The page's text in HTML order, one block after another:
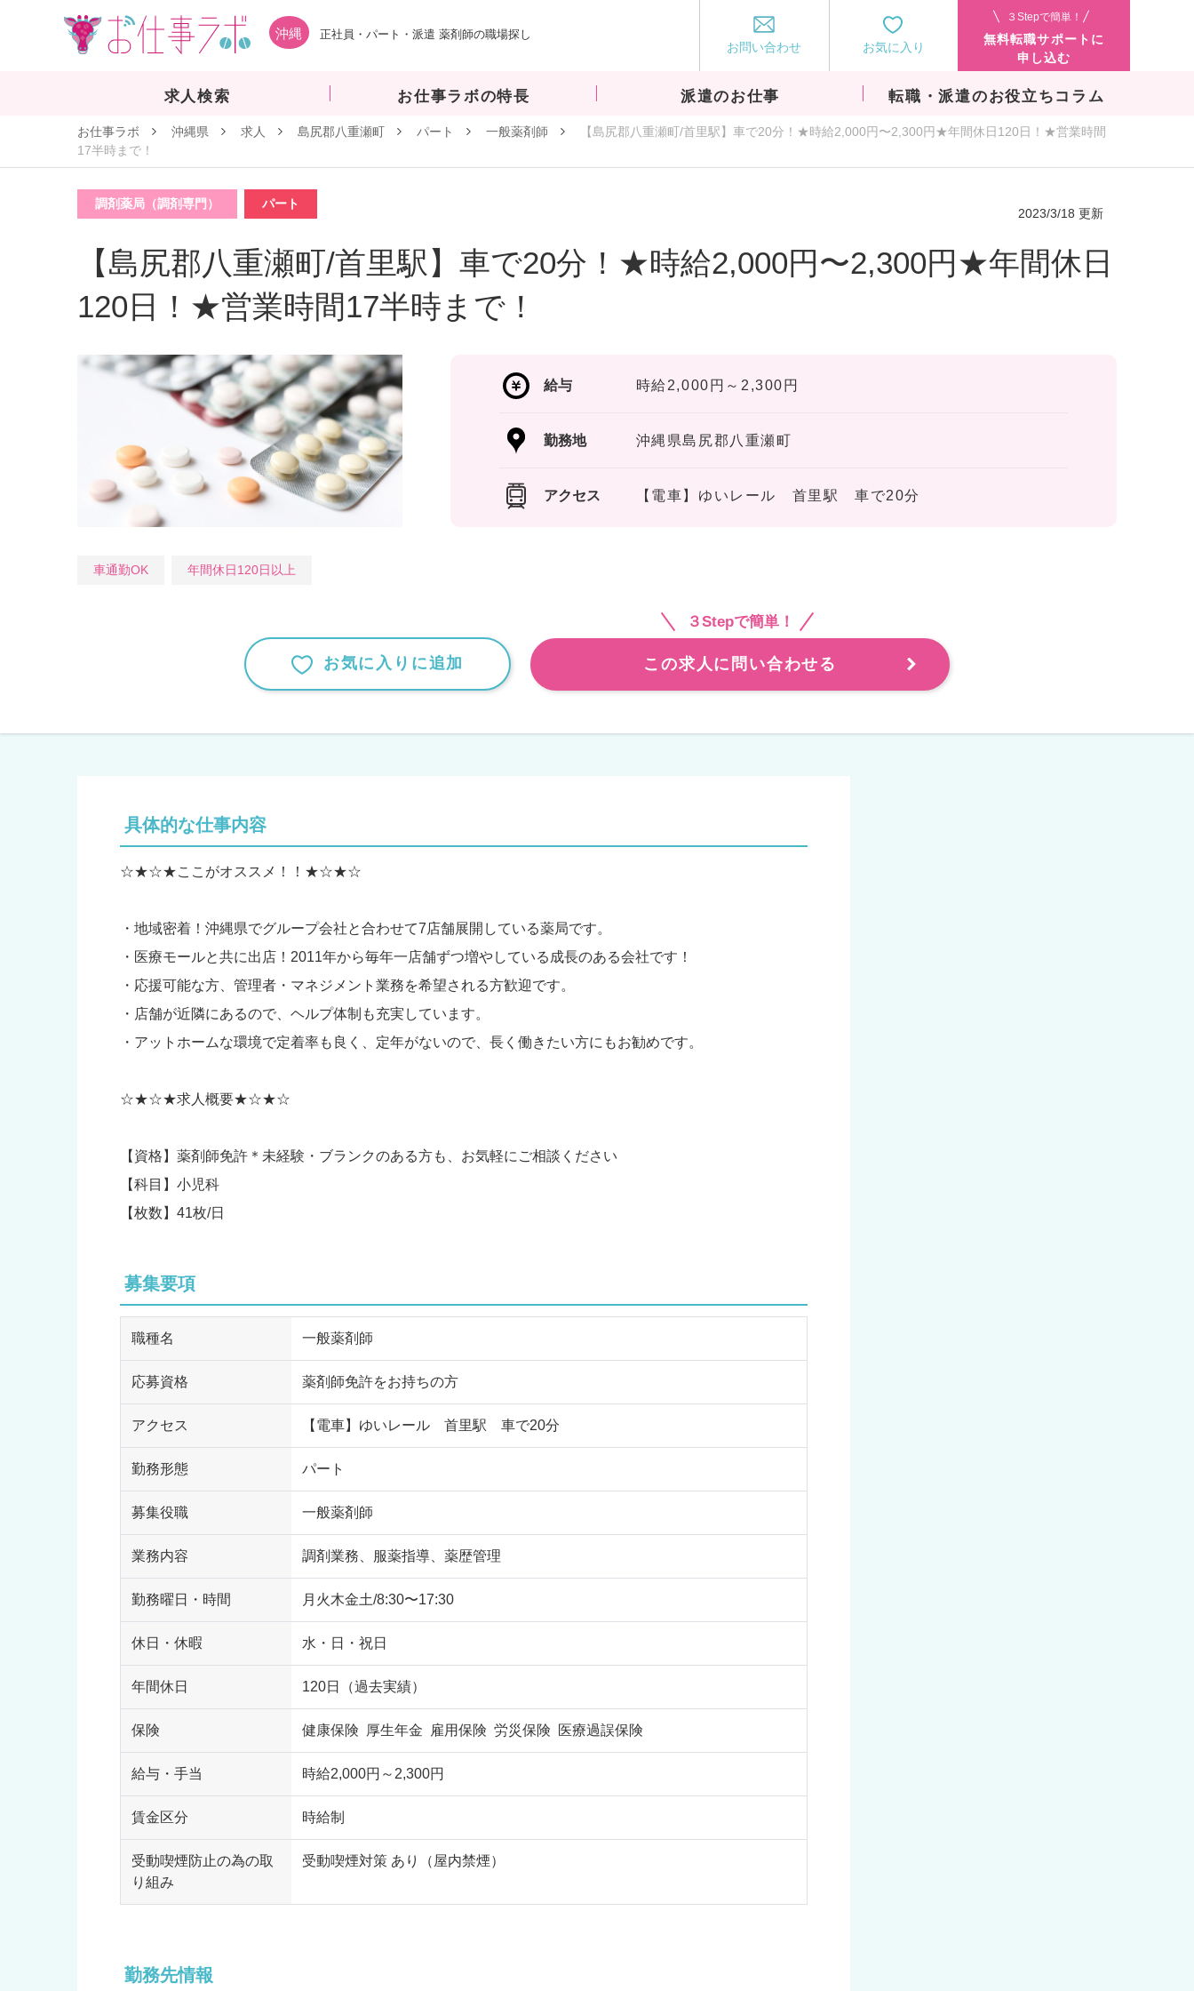
沖縄 正社員・パート・派遣 薬剤師の職場探し
お問い合わせ お気に入り
３Stepで簡単！
無料転職サポートに
申し込む
求人検索 お仕事ラボの特長 派遣のお仕事 転職・派遣のお役立ちコラム
お仕事ラボ 沖縄県 求人 島尻郡八重瀬町 パート 一般薬剤師
【島尻郡八重瀬町/首里駅】車で20分！★時給2,000円〜2,300円★年間休日120日！★営業時間
17半時まで！
調剤薬局（調剤専門） パート
2023/3/18 更新
【島尻郡八重瀬町/首里駅】車で20分！★時給2,000円〜2,300円★年間休日
120日！★営業時間17半時まで！
給与 時給2,000円～2,300円
勤務地 沖縄県島尻郡八重瀬町
アクセス 【電車】ゆいレール 首里駅 車で20分
車通勤OK 年間休日120日以上
お気に入りに追加
３Stepで簡単！
この求人に問い合わせる
具体的な仕事内容
☆★☆★ここがオススメ！！★☆★☆
・地域密着！沖縄県でグループ会社と合わせて7店舗展開している薬局です。
・医療モールと共に出店！2011年から毎年一店舗ずつ増やしている成長のある会社です！
・応援可能な方、管理者・マネジメント業務を希望される方歓迎です。
・店舗が近隣にあるので、ヘルプ体制も充実しています。
・アットホームな環境で定着率も良く、定年がないので、長く働きたい方にもお勧めです。
☆★☆★求人概要★☆★☆
【資格】薬剤師免許＊未経験・ブランクのある方も、お気軽にご相談ください
【科目】小児科
【枚数】41枚/日
募集要項
職種名 一般薬剤師
応募資格 薬剤師免許をお持ちの方
アクセス 【電車】ゆいレール 首里駅 車で20分
勤務形態 パート
募集役職 一般薬剤師
業務内容 調剤業務、服薬指導、薬歴管理
勤務曜日・時間 月火木金土/8:30〜17:30
休日・休暇 水・日・祝日
年間休日 120日（過去実績）
保険 健康保険 厚生年金 雇用保険 労災保険 医療過誤保険
給与・手当 時給2,000円～2,300円
賃金区分 時給制
受動喫煙防止の為の取
り組み
受動喫煙対策 あり（屋内禁煙）
勤務先情報